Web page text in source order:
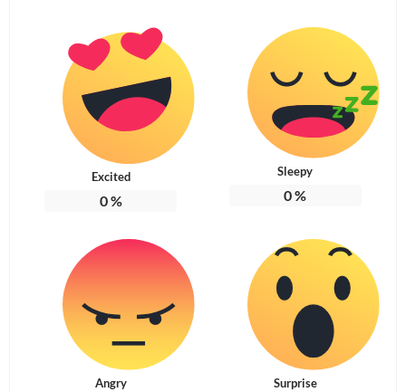
Excited
0%
Sleepy
0%
Angry Surprise